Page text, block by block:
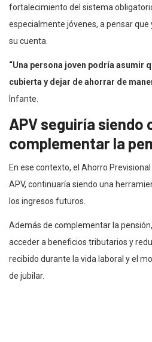
fortalecimiento del sistema
especialmente jóvenes, a pensar
su cuenta.
“Una persona joven podría asumir
cubierta y dejar de ahorrar de
Infante.
APV seguiría siendo
complementar la
En ese contexto, el Ahorro
APV, continuaría siendo una
los ingresos futuros.
Además de complementar la
acceder a beneficios tributarios y
recibido durante la vida laboral y el
de jubilar.